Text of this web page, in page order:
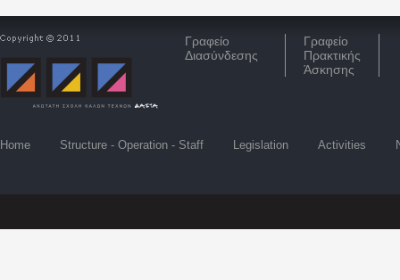
Γραφείο
Διασύνδεσης
Γραφείο
Πρακτικής
Άσκησης
Home Structure - Operation - Staff Legislation Activities